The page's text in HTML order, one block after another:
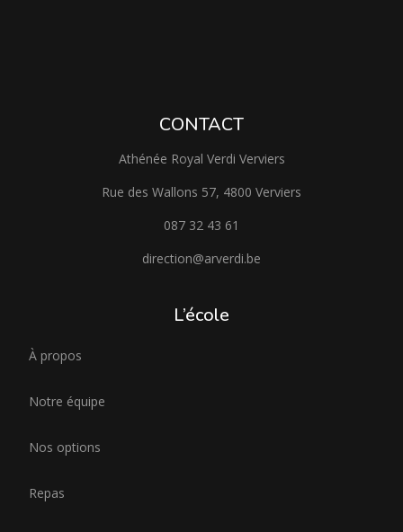
CONTACT
Athénée Royal Verdi Verviers
Rue des Wallons 57, 4800 Verviers
087 32 43 61
direction@arverdi.be
L’école
À propos
Notre équipe
Nos options
Repas